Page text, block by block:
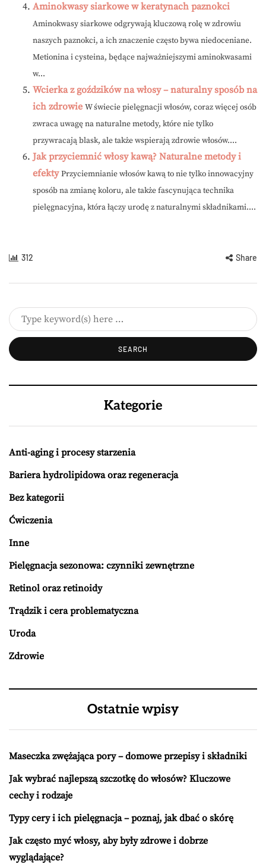
Aminokwasy siarkowe w keratynach paznokci
Aminokwasy siarkowe odgrywają kluczową rolę w zdrowiu
naszych paznokci, a ich znaczenie często bywa niedoceniane.
Metionina i cysteina, będące najważniejszymi aminokwasami
w...
Wcierka z goździków na włosy – naturalny sposób na
ich zdrowie W świecie pielęgnacji włosów, coraz więcej osób
zwraca uwagę na naturalne metody, które nie tylko
przywracają blask, ale także wspierają zdrowie włosów....
Jak przyciemnić włosy kawą? Naturalne metody i
efekty Przyciemnianie włosów kawą to nie tylko innowacyjny
sposób na zmianę koloru, ale także fascynująca technika
pielęgnacyjna, która łączy urodę z naturalnymi składnikami....
312 Share
Kategorie
Anti-aging i procesy starzenia
Bariera hydrolipidowa oraz regeneracja
Bez kategorii
Ćwiczenia
Inne
Pielęgnacja sezonowa: czynniki zewnętrzne
Retinol oraz retinoidy
Trądzik i cera problematyczna
Uroda
Zdrowie
Ostatnie wpisy
Maseczka zwężająca pory – domowe przepisy i składniki
Jak wybrać najlepszą szczotkę do włosów? Kluczowe
cechy i rodzaje
Typy cery i ich pielęgnacja – poznaj, jak dbać o skórę
Jak często myć włosy, aby były zdrowe i dobrze
wyglądające?